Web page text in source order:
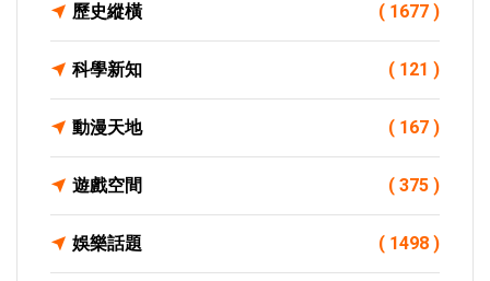
歷史縱橫 ( 1677 )
科學新知 ( 121 )
動漫天地 ( 167 )
遊戲空間 ( 375 )
娛樂話題 ( 1498 )